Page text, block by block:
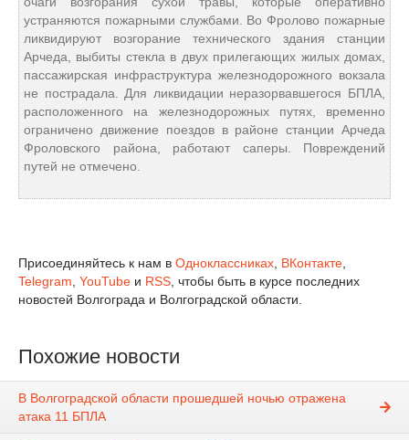
устраняются пожарными службами. Во Фролово пожарные
ликвидируют возгорание технического здания станции
Арчеда, выбиты стекла в двух прилегающих жилых домах,
пассажирская инфраструктура железнодорожного вокзала
не пострадала. Для ликвидации неразорвавшегося БПЛА,
расположенного на железнодорожных путях, временно
ограничено движение поездов в районе станции Арчеда
Фроловского района, работают саперы. Повреждений
путей не отмечено.
Присоединяйтесь к нам в Одноклассниках ВКонтакте
Telegram YouTube и RSS , чтобы быть в курсе последних
новостей Волгограда и Волгоградской области.
Похожие новости
В Волгоградской области прошедшей ночью отражена
атака 11 БПЛА